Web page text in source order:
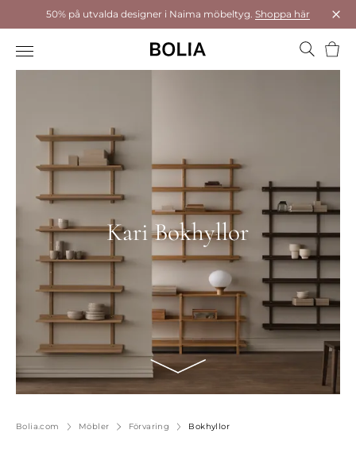
50% på utvalda designer i Naima möbeltyg. Shoppa här
Kari Bokhyllor
Bolia.com Möbler Förvaring Bokhyllor